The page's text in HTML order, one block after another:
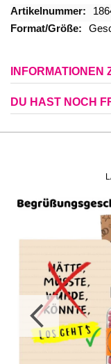
Mehr
Informationen
DU HAST NOCH